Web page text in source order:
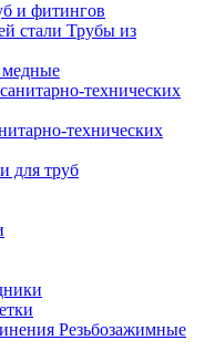
и фитингов
Трубы из
технических
для труб
Резьбозажимные